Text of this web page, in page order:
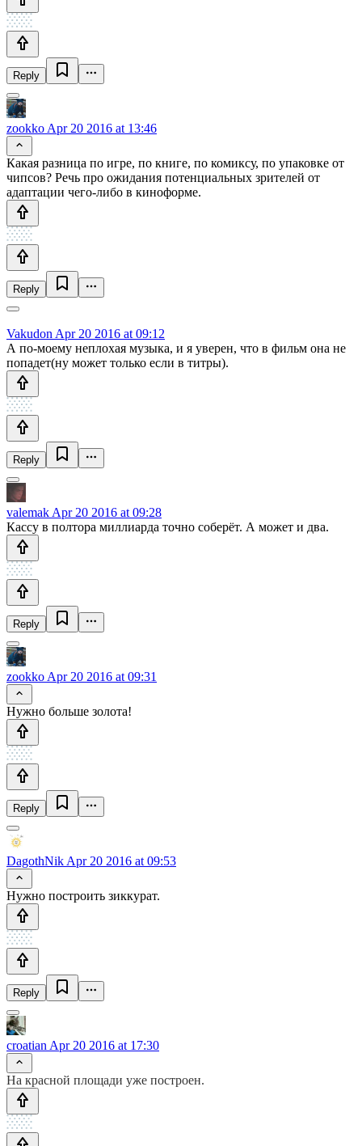
Reply
zookko Apr 20 2016 at 13:46
Какая разница по игре, по книге, по комиксу, по упаковке от
чипсов? Речь про ожидания потенциальных зрителей от
адаптации чего-либо в киноформе.
Reply
Vakudon Apr 20 2016 at 09:12
А по-моему неплохая музыка, и я уверен, что в фильм она не
попадет(ну может только если в титры).
Reply
valemak Apr 20 2016 at 09:28
Кассу в полтора миллиарда точно соберёт. А может и два.
Reply
zookko Apr 20 2016 at 09:31
Нужно больше золота!
Reply
DagothNik Apr 20 2016 at 09:53
Нужно построить зиккурат.
Reply
croatian Apr 20 2016 at 17:30
На красной площади уже построен.